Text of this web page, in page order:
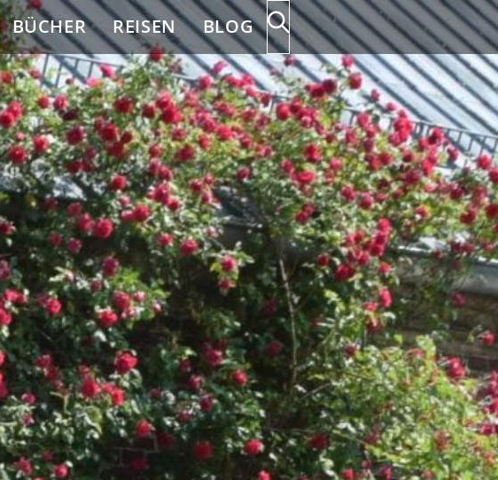
BÜCHER REISEN BLOG